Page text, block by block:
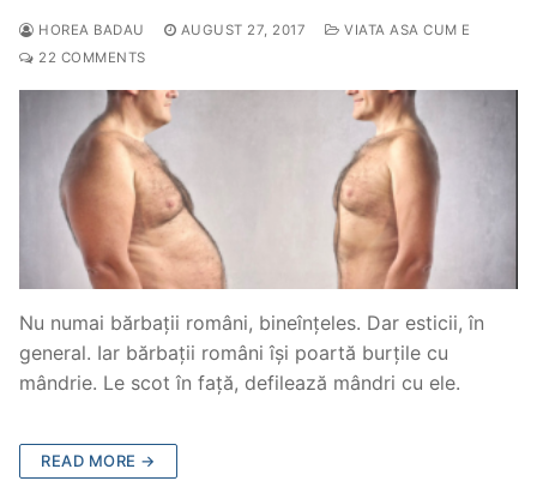
HOREA BADAU AUGUST 27, 2017
VIATA ASA CUM E
22 COMMENTS
Nu numai bărbații români, bineînțeles. Dar esticii, în
general. Iar bărbații români își poartă burțile cu
mândrie. Le scot în față, defilează mândri cu ele.
READ MORE →